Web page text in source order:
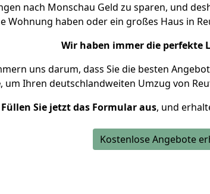
nach Monschau Geld zu sparen, und
Wohnung haben oder ein großes Haus in
Wir haben immer die perfekte
uns darum, dass Sie die besten
, um Ihren deutschlandweiten Umzug von
Füllen Sie jetzt das Formular aus, und
Kostenlose Angebote